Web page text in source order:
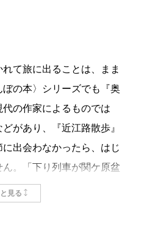
て旅に出ることは、まま
の本〉シリーズでも『奥
の作家によるものでは
があり、『近江路散歩』
出会わなかったら、はじ
。「下り列車が関ケ原盆
てくると、胸の中でシャ
見る